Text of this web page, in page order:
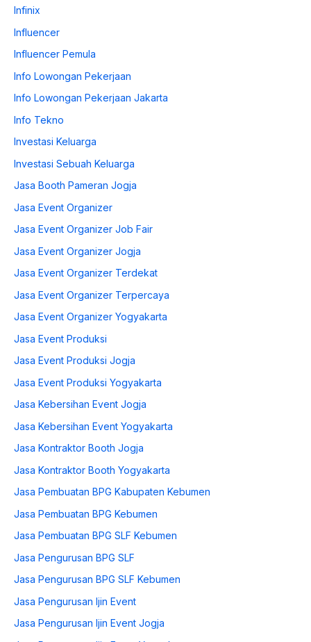
Infinix
Influencer
Influencer Pemula
Info Lowongan Pekerjaan
Info Lowongan Pekerjaan Jakarta
Info Tekno
Investasi Keluarga
Investasi Sebuah Keluarga
Jasa Booth Pameran Jogja
Jasa Event Organizer
Jasa Event Organizer Job Fair
Jasa Event Organizer Jogja
Jasa Event Organizer Terdekat
Jasa Event Organizer Terpercaya
Jasa Event Organizer Yogyakarta
Jasa Event Produksi
Jasa Event Produksi Jogja
Jasa Event Produksi Yogyakarta
Jasa Kebersihan Event Jogja
Jasa Kebersihan Event Yogyakarta
Jasa Kontraktor Booth Jogja
Jasa Kontraktor Booth Yogyakarta
Jasa Pembuatan BPG Kabupaten Kebumen
Jasa Pembuatan BPG Kebumen
Jasa Pembuatan BPG SLF Kebumen
Jasa Pengurusan BPG SLF
Jasa Pengurusan BPG SLF Kebumen
Jasa Pengurusan Ijin Event
Jasa Pengurusan Ijin Event Jogja